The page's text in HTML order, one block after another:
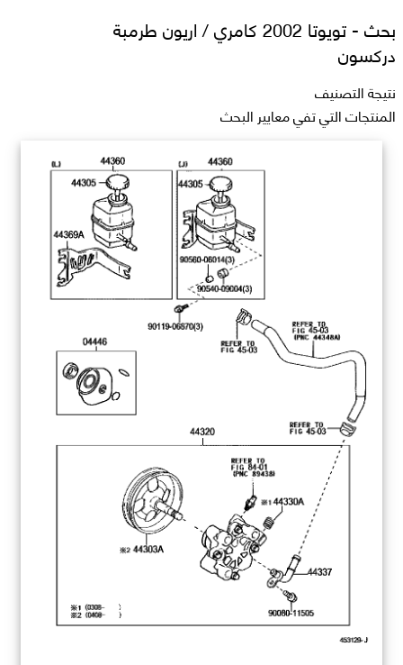
بحث - تويوتا 2002 كامري / اريون طرمبة
دركسون
نتيجة التصنيف
المنتجات التي تفي معايير البحث